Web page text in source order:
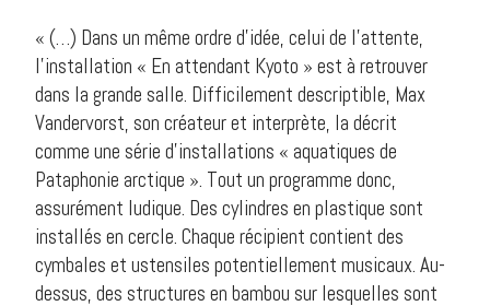
« (…) Dans un même ordre d’idée, celui de l’attente,
l’installation « En attendant Kyoto » est à retrouver
dans la grande salle. Difficilement descriptible, Max
Vandervorst, son créateur et interprète, la décrit
comme une série d’installations « aquatiques de
Pataphonie arctique ». Tout un programme donc,
assurément ludique. Des cylindres en plastique sont
installés en cercle. Chaque récipient contient des
cymbales et ustensiles potentiellement musicaux. Au-
dessus, des structures en bambou sur lesquelles sont